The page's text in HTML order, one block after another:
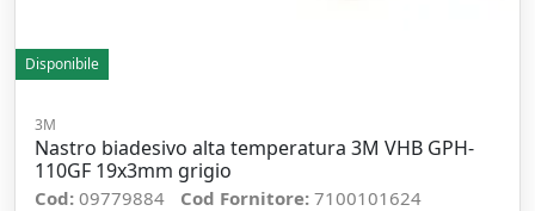
Disponibile
3M
Nastro biadesivo alta temperatura 3M VHB GPH-
110GF 19x3mm grigio
Cod: 09779884 Cod Fornitore: 7100101624